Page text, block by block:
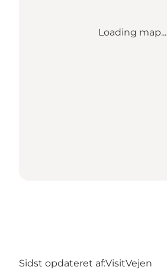
Loading map...
Sidst opdateret af:VisitVejen